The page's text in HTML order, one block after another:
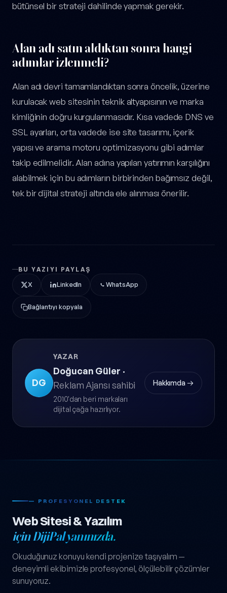
bütünsel bir strateji dahilinde yapmak gerekir.
Alan adı satın aldıktan sonra hangi
adımlar izlenmeli?
Alan adı devri tamamlandıktan sonra öncelik, üzerine
kurulacak web sitesinin teknik altyapısının ve marka
kimliğinin doğru kurgulanmasıdır. Kısa vadede DNS ve
SSL ayarları, orta vadede ise site tasarımı, içerik
yapısı ve arama motoru optimizasyonu gibi adımlar
takip edilmelidir. Alan adına yapılan yatırımın karşılığını
alabilmek için bu adımların birbirinden bağımsız değil,
tek bir dijital strateji altında ele alınması önerilir.
BU YAZIYI PAYLAŞ
X LinkedIn WhatsApp
Bağlantıyı kopyala
DG
YAZAR
Doğucan Güler ·
Reklam Ajansı sahibi
2010'dan beri markaları
dijital çağa hazırlıyor.
Hakkımda →
— PROFESYONEL DESTEK
Web Sitesi & Yazılım
için DijiPal yanınızda.
Okuduğunuz konuyu kendi projenize taşıyalım —
deneyimli ekibimizle profesyonel, ölçülebilir çözümler
sunuyoruz.